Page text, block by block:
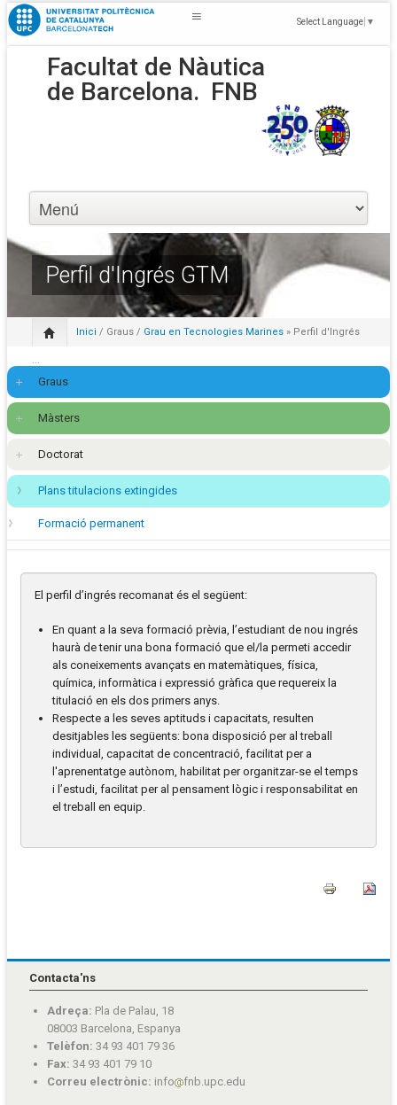
Select Language ▼
Facultat de Nàutica
de Barcelona. FNB
Perfil d'Ingrés GTM
Inici / Graus / Grau en Tecnologies Marines » Perfil d'Ingrés
...
Graus
Màsters
Doctorat
Plans titulacions extingides
Formació permanent
El perfil d’ingrés recomanat és el següent:
En quant a la seva formació prèvia, l’estudiant de nou ingrés
haurà de tenir una bona formació que el/la permeti accedir
als coneixements avançats en matemàtiques, física,
química, informàtica i expressió gràfica que requereix la
titulació en els dos primers anys.
Respecte a les seves aptituds i capacitats, resulten
desitjables les següents: bona disposició per al treball
individual, capacitat de concentració, facilitat per a
l'aprenentatge autònom, habilitat per organitzar-se el temps
i l’estudi, facilitat per al pensament lògic i responsabilitat en
el treball en equip.
Contacta'ns
Adreça: Pla de Palau, 18
08003 Barcelona, Espanya
Telèfon: 34 93 401 79 36
Fax: 34 93 401 79 10
Correu electrònic: info fnb.upc.edu